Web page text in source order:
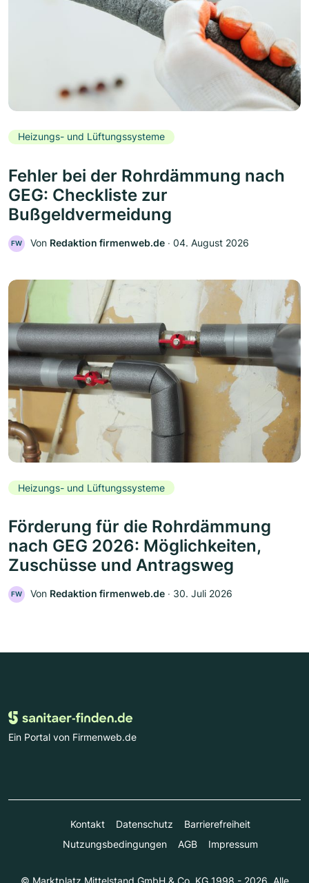
Heizungs- und Lüftungssysteme
Fehler bei der Rohrdämmung nach
GEG: Checkliste zur
Bußgeldvermeidung
FW Von Redaktion firmenweb.de ‧ 04. August 2026
Heizungs- und Lüftungssysteme
Förderung für die Rohrdämmung
nach GEG 2026: Möglichkeiten,
Zuschüsse und Antragsweg
FW Von Redaktion firmenweb.de ‧ 30. Juli 2026
Ein Portal von Firmenweb.de
Kontakt Datenschutz
Barrierefreiheit
Nutzungsbedingungen
AGB Impressum